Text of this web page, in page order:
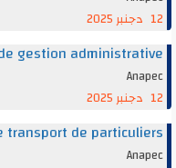
de gestion
de transport de